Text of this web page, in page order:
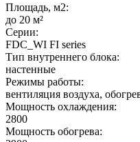
Площадь, м2:
до 20 м²
Серии:
FDC_WI FI series
Тип внутреннего блока:
настенные
Режимы работы:
вентиляция воздуха,
Мощность охлаждения:
2800
Мощность обогрева: